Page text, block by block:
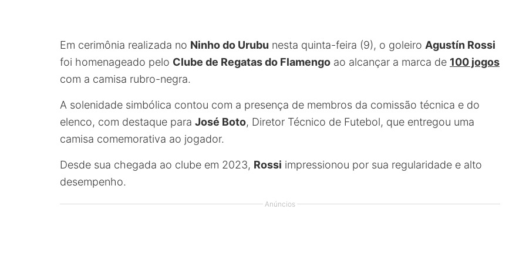
Em cerimônia realizada no Ninho do Urubu nesta quinta-feira (9), o goleiro Agustín Rossi
foi homenageado pelo Clube de Regatas do Flamengo ao alcançar a marca de 100 jogos
com a camisa rubro-negra.
A solenidade simbólica contou com a presença de membros da comissão técnica e do
elenco, com destaque para José Boto, Diretor Técnico de Futebol, que entregou uma
camisa comemorativa ao jogador.
Desde sua chegada ao clube em 2023, Rossi impressionou por sua regularidade e alto
desempenho.
Anúncios